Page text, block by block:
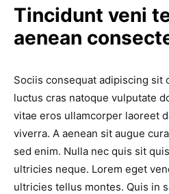
Tincidunt veni
aenean
Sociis consequat adipiscing sit
luctus cras natoque vulputate
vitae eros ullamcorper laoreet
viverra. A aenean sit augue
sed enim. Nulla nec quis sit
ultricies neque. Lorem eget
ultricies tellus montes. Quis in